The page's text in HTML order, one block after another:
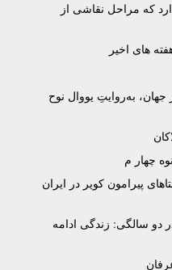
که مراحل نقاشی از
های اخیر
به‌روایتِ یووال نوح
چهار م
پیرامون کویر در ایران
کیان (۵ ساله) در دو سالگی: زندگی ادامه